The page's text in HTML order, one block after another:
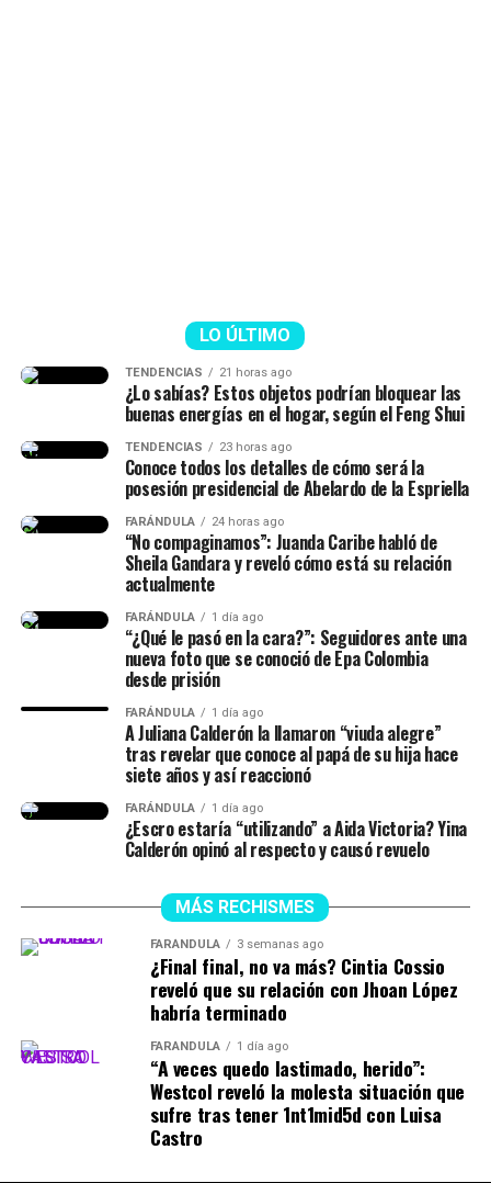
gente no entendió esa parte.
Hice la historia diciendo hace
cuánto conocí al papá de mi
hija, lo conocí hace siete años
(…) Duramos un tiempo
separados y cantidad de cosas
(…) No diré nada hasta que él
quiera hablar del tema”,
señaló.
Finalmente, la chica dejó en evidencia que durante ese
lapso de tiempo no siempre estuvieron juntos, y
tuvieron idas y venidas.
@juliethpaolaberdu7 #LIVEIncentiveProgram
#SideHustleLIVE #PaidPartnership
#yinacalderonoficial
#julianacalderon ♬ sonido original – Julieth
LO ÚLTIMO
TENDENCIAS 21 horas ago
¿Lo sabías? Estos objetos podrían bloquear las
buenas energías en el hogar, según el Feng Shui
TENDENCIAS 23 horas ago
Conoce todos los detalles de cómo será la
posesión presidencial de Abelardo de la Espriella
FARÁNDULA 24 horas ago
“No compaginamos”: Juanda Caribe habló de
Sheila Gandara y reveló cómo está su relación
actualmente
FARÁNDULA 1 día ago
“¿Qué le pasó en la cara?”: Seguidores ante una
nueva foto que se conoció de Epa Colombia
desde prisión
FARÁNDULA 1 día ago
A Juliana Calderón la llamaron “viuda alegre”
tras revelar que conoce al papá de su hija hace
siete años y así reaccionó
FARÁNDULA 1 día ago
¿Escro estaría “utilizando” a Aida Victoria? Yina
Calderón opinó al respecto y causó revuelo
MÁS RECHISMES
FARÁNDULA 3 semanas ago
¿Final final, no va más? Cintia Cossio
reveló que su relación con Jhoan López
habría terminado
FARÁNDULA 1 día ago
“A veces quedo lastimado, herido”:
Westcol reveló la molesta situación que
sufre tras tener 1nt1mid5d con Luisa
Castro